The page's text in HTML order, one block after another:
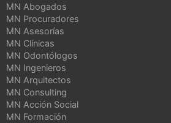
MN Abogados
MN Procuradores
MN Asesorías
MN Clínicas
MN Odontólogos
MN Ingenieros
MN Arquitectos
MN Consulting
MN Acción Social
MN Formación